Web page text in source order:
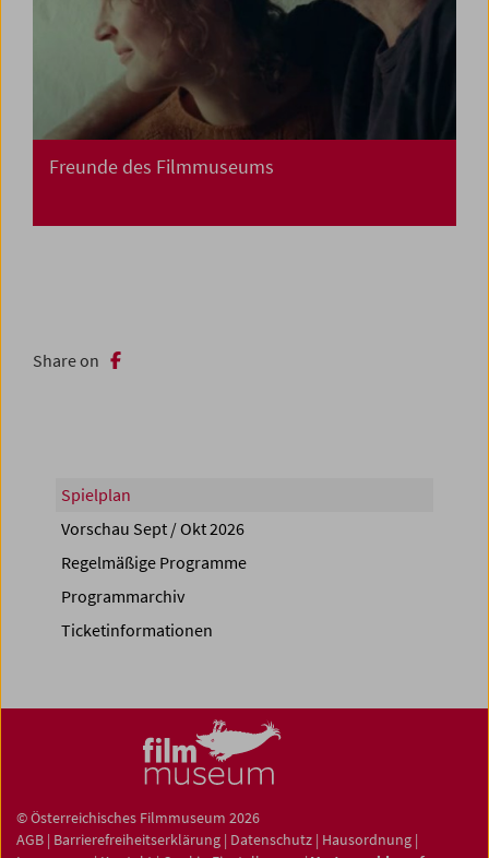
Freunde des Filmmuseums
Share on
Spielplan
Vorschau Sept / Okt 2026
Regelmäßige Programme
Programmarchiv
Ticketinformationen
© Österreichisches Filmmuseum 2026
AGB | Barrierefreiheitserklärung | Datenschutz | Hausordnung |